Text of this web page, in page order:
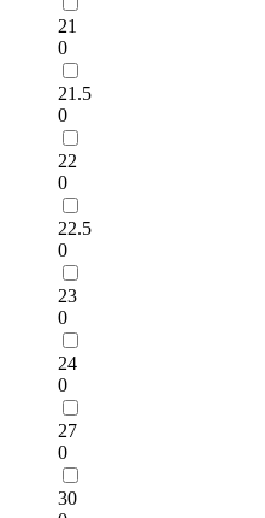
21
0
21.5
0
22
0
22.5
0
23
0
24
0
27
0
30